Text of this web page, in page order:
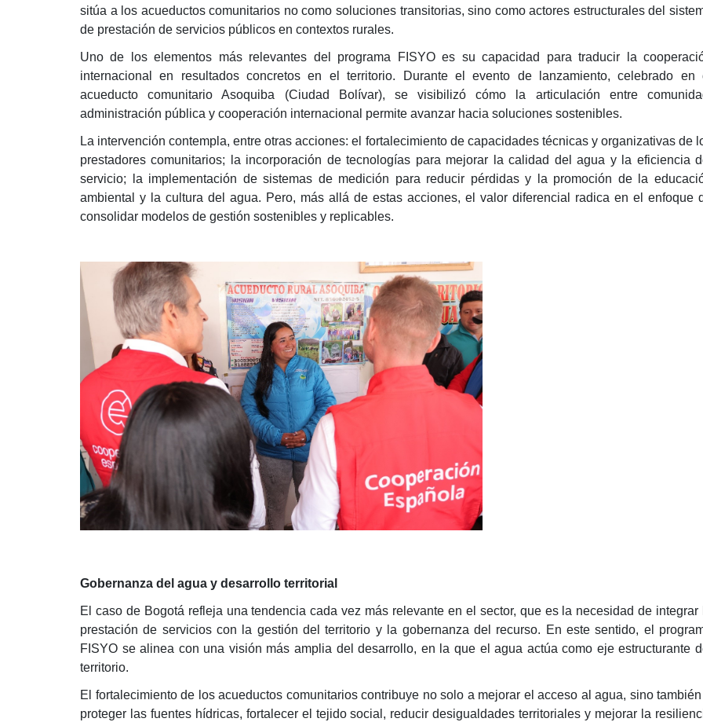
sitúa a los acueductos comunitarios no como soluciones transitorias, sino como actores estructurales del
de prestación de servicios públicos en contextos rurales.
Uno de los elementos más relevantes del programa FISYO es su capacidad para traducir la
internacional en resultados concretos en el territorio. Durante el evento de lanzamiento, celebrado en
acueducto comunitario Asoquiba (Ciudad Bolívar), se visibilizó cómo la articulación entre
administración pública y cooperación internacional permite avanzar hacia soluciones sostenibles.
La intervención contempla, entre otras acciones: el fortalecimiento de capacidades técnicas y organizativas de
prestadores comunitarios; la incorporación de tecnologías para mejorar la calidad del agua y la eficiencia
servicio; la implementación de sistemas de medición para reducir pérdidas y la promoción de la
ambiental y la cultura del agua. Pero, más allá de estas acciones, el valor diferencial radica en el enfoque
consolidar modelos de gestión sostenibles y replicables.
Gobernanza del agua y desarrollo territorial
El caso de Bogotá refleja una tendencia cada vez más relevante en el sector, que es la necesidad de integrar
prestación de servicios con la gestión del territorio y la gobernanza del recurso. En este sentido, el
FISYO se alinea con una visión más amplia del desarrollo, en la que el agua actúa como eje estructurante
territorio.
El fortalecimiento de los acueductos comunitarios contribuye no solo a mejorar el acceso al agua, sino
proteger las fuentes hídricas, fortalecer el tejido social, reducir desigualdades territoriales y mejorar la